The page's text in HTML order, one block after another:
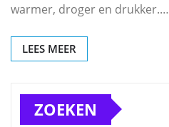
warmer, droger en drukker.…
LEES MEER
ZOEKEN